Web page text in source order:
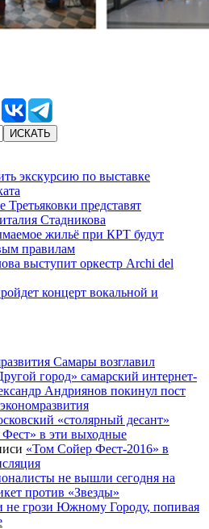
экскурсию по выставке
представят
Стадникова
жильё при КРТ будут
правилам
выступит оркестр Archi del
концерт вокальной и
Самары возглавил
город» самарский интернет-
Андриянов покинул пост
«столярный десант»
в эти выходные
«Том Сойер Фест-2016» в
не вышли сегодня на
против «Звезды»
не грози Южному Городу, попивая